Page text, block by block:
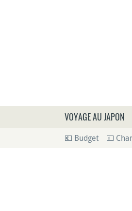
VOYAGE AU JAPON
💶 Budget 💴